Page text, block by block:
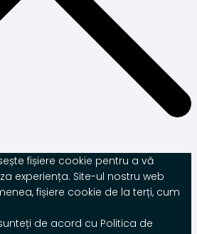
fișiere cookie pentru a vă
experiența. Site-ul nostru web
fișiere cookie de la terți, cum
sunteți de acord cu Politica de